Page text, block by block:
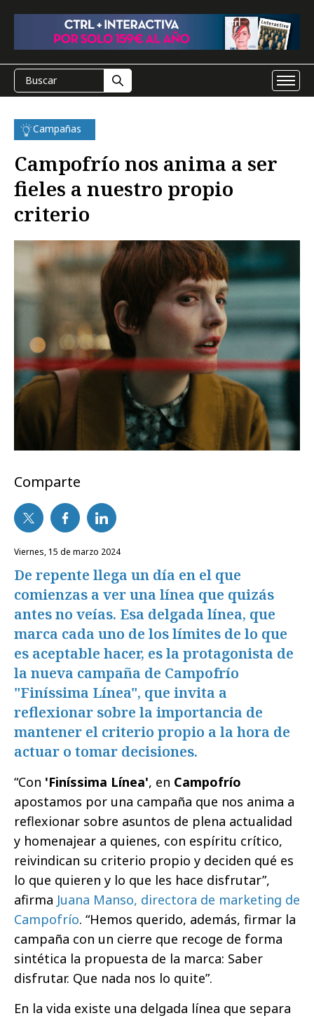
Campañas
Campofrío nos anima a ser
fieles a nuestro propio
criterio
Comparte
viernes, 15 de marzo 2024
De repente llega un día en el que
comienzas a ver una línea que quizás
antes no veías. Esa delgada línea, que
marca cada uno de los límites de lo que
es aceptable hacer, es la protagonista de
la nueva campaña de Campofrío
"Finíssima Línea", que invita a
reflexionar sobre la importancia de
mantener el criterio propio a la hora de
actuar o tomar decisiones.
“Con 'Finíssima Línea', en Campofrío
apostamos por una campaña que nos anima a
reflexionar sobre asuntos de plena actualidad
y homenajear a quienes, con espíritu crítico,
reivindican su criterio propio y deciden qué es
lo que quieren y lo que les hace disfrutar”,
afirma Juana Manso, directora de marketing de
Campofrío. “Hemos querido, además, firmar la
campaña con un cierre que recoge de forma
sintética la propuesta de la marca: Saber
disfrutar. Que nada nos lo quite”.
En la vida existe una delgada línea que separa